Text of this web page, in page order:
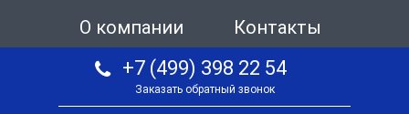
О компании
Контакты
+7 (499) 398 22 54
Заказать обратный звонок